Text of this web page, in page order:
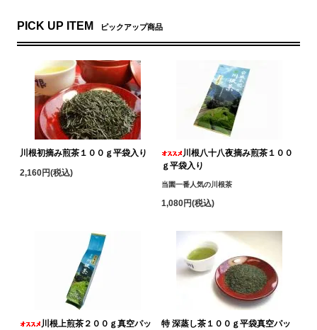
PICK UP ITEM ピックアップ商品
川根初摘み煎茶１００ｇ平袋入り
2,160円(税込)
川根八十八夜摘み煎茶１００
ｇ平袋入り
当園一番人気の川根茶
1,080円(税込)
川根上煎茶２００ｇ真空パッ
特 深蒸し茶１００ｇ平袋真空パッ